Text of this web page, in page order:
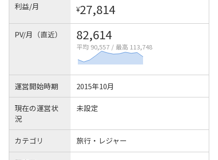
利益/月 ¥27,814
PV/月（直近） 82,614
平均 90,557 / 最高 113,748
運営開始時期 2015年10月
現在の運営状
況
未設定
カテゴリ 旅行・レジャー